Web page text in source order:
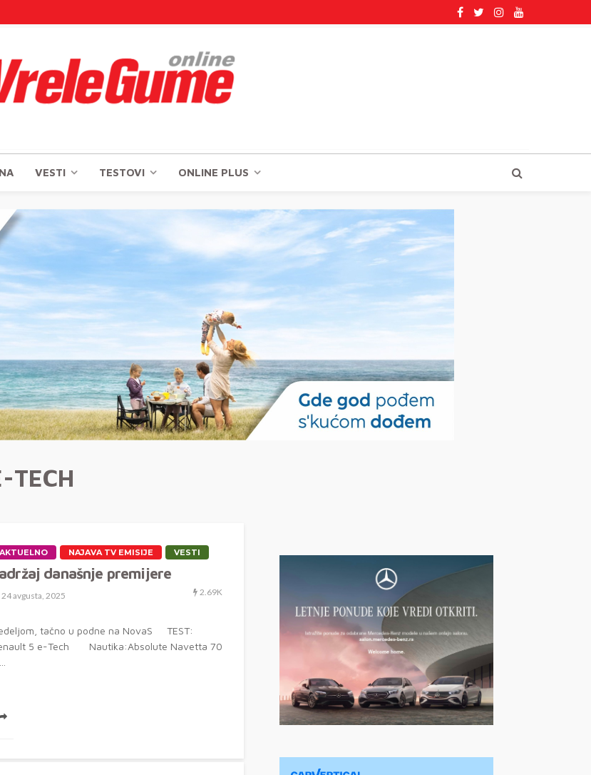
VESTI TESTOVI ONLINE PLUS
TECH
AKTUELNO NAJAVA TV EMISIJE VESTI
današnje premijere
24 avgusta, 2025 2.69K
tačno u podne na NovaS TEST:
5 e-Tech Nautika:Absolute Navetta 70